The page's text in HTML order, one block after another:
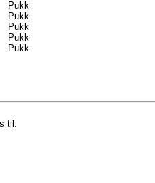
Pukk
Pukk
Pukk
Pukk
Pukk
til: